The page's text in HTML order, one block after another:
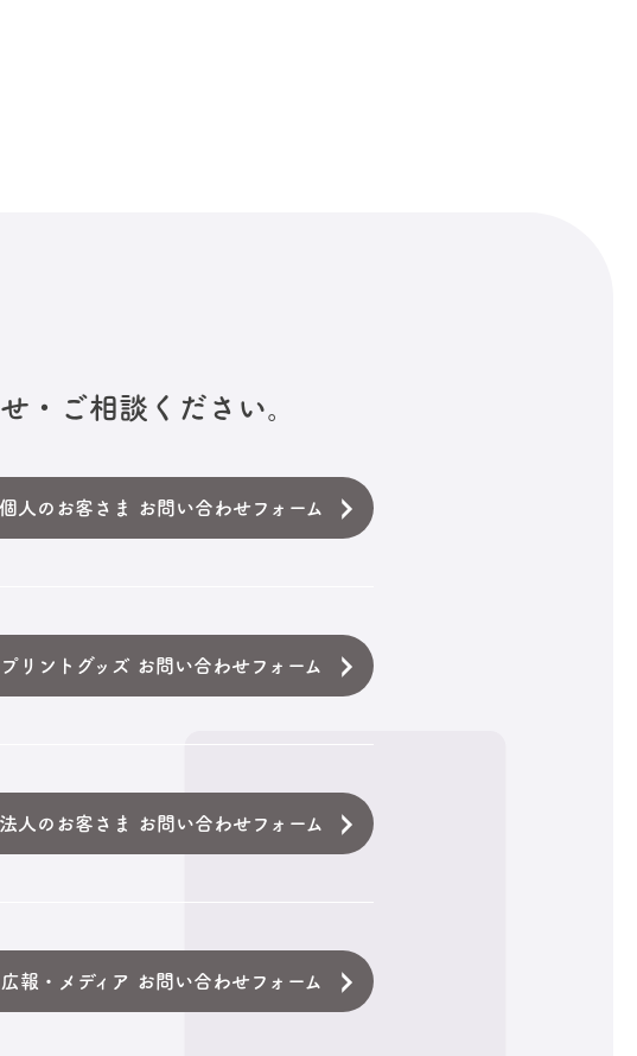
・ご相談ください。
個人のお客さま お問い合わせフォーム
プリントグッズ お問い合わせフォーム
法人のお客さま お問い合わせフォーム
広報・メディア お問い合わせフォーム